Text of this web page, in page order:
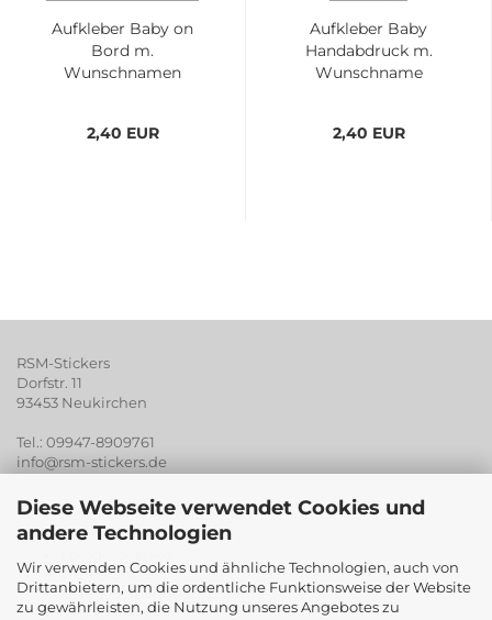
Diese Webseite verwendet Cookies und
andere Technologien
Wir verwenden Cookies und ähnliche Technologien, auch von
Drittanbietern, um die ordentliche Funktionsweise der Website
zu gewährleisten, die Nutzung unseres Angebotes zu
Aufkleber Baby on
Bord m.
Wunschnamen
2,40 EUR
Aufkleber Baby
Handabdruck m.
Wunschname
2,40 EUR
RSM-Stickers
Dorfstr. 11
93453 Neukirchen
Tel.: 09947-8909761
info@rsm-stickers.de
Aufkleber / Beschriftungen
Digitaldruck
Werberartikel
Banner / Spanntransparente
und vieles mehr...